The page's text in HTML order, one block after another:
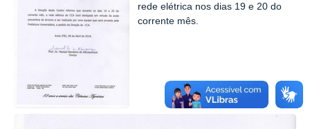
rede elétrica nos dias 19 e 20 do
corrente mês.